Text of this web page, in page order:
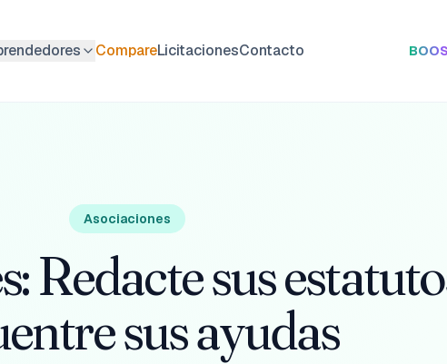
CompareLicitacionesContacto
Asociaciones
Redacte sus
sus ayudas